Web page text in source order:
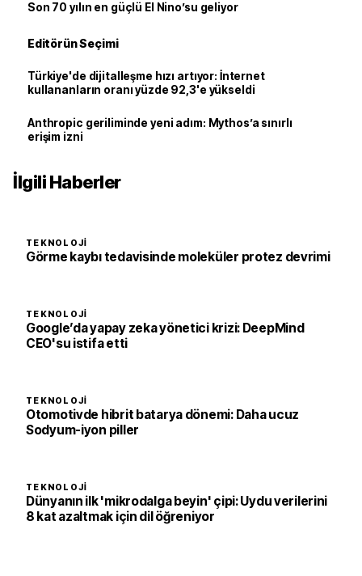
Son 70 yılın en güçlü El Nino’su geliyor
Editörün Seçimi
Türkiye'de dijitalleşme hızı artıyor: İnternet
kullananların oranı yüzde 92,3'e yükseldi
Anthropic geriliminde yeni adım: Mythos’a sınırlı
erişim izni
İlgili Haberler
TEKNOLOJI
Görme kaybı tedavisinde moleküler protez devrimi
TEKNOLOJI
Google’da yapay zeka yönetici krizi: DeepMind
CEO'su istifa etti
TEKNOLOJI
Otomotivde hibrit batarya dönemi: Daha ucuz
Sodyum-iyon piller
TEKNOLOJI
Dünyanın ilk 'mikrodalga beyin' çipi: Uydu verilerini
8 kat azaltmak için dil öğreniyor